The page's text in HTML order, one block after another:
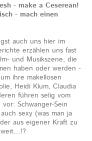
- make a Ceserean!
- mach einen
auch uns hier im
erzählen uns fast
und Musikszene, die
haben oder werden -
ihre makellosen
Heidi Klum, Claudia
führen selig vom
Schwanger-Sein
sexy (was man ja
aus eigener Kraft zu
weit…!?